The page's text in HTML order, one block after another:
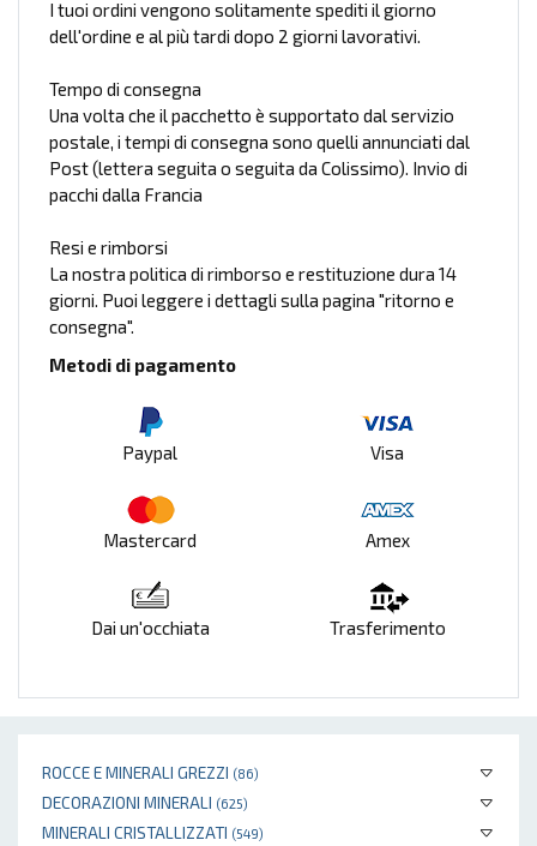
ROCCE E MINERALI GREZZI (86)
DECORAZIONI MINERALI (625)
MINERALI CRISTALLIZZATI (549)
I tuoi ordini vengono solitamente spediti il giorno
dell'ordine e al più tardi dopo 2 giorni lavorativi.
Tempo di consegna
Una volta che il pacchetto è supportato dal servizio
postale, i tempi di consegna sono quelli annunciati dal
Post (lettera seguita o seguita da Colissimo). Invio di
pacchi dalla Francia
Resi e rimborsi
La nostra politica di rimborso e restituzione dura 14
giorni. Puoi leggere i dettagli sulla pagina "ritorno e
consegna".
Metodi di pagamento
Paypal Visa
Mastercard Amex
Dai un'occhiata Trasferimento